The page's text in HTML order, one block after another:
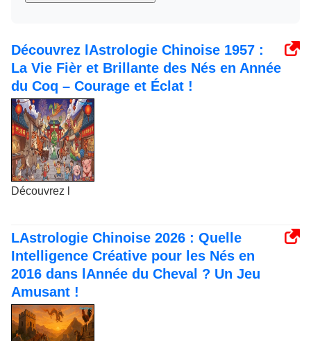
Découvrez lAstrologie Chinoise 1957 :
La Vie Fièr et Brillante des Nés en Année
du Coq – Courage et Éclat !
Découvrez l
LAstrologie Chinoise 2026 : Quelle
Intelligence Créative pour les Nés en
2016 dans lAnnée du Cheval ? Un Jeu
Amusant !